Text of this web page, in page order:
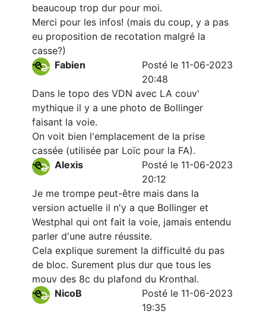
beaucoup trop dur pour moi.
Merci pour les infos! (mais du coup, y a pas
eu proposition de recotation malgré la
casse?)
Fabien
Posté le 11-06-2023
20:48
Dans le topo des VDN avec LA couv'
mythique il y a une photo de Bollinger
faisant la voie.
On voit bien l'emplacement de la prise
cassée (utilisée par Loïc pour la FA).
Alexis
Posté le 11-06-2023
20:12
Je me trompe peut-être mais dans la
version actuelle il n'y a que Bollinger et
Westphal qui ont fait la voie, jamais entendu
parler d'une autre réussite.
Cela explique surement la difficulté du pas
de bloc. Surement plus dur que tous les
mouv des 8c du plafond du Kronthal.
NicoB
Posté le 11-06-2023
19:35